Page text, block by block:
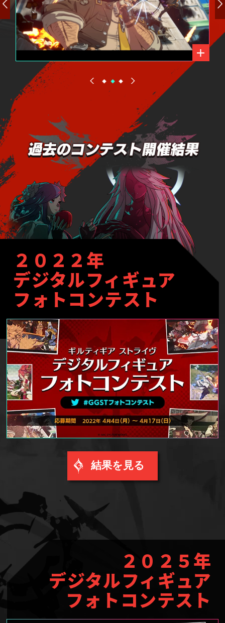
２０２２年
デジタルフィギュア
フォトコンテスト
結果を見る
２０２５年
デジタルフィギュア
フォトコンテスト